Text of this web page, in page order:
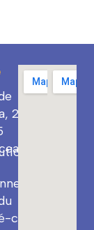
29
cœur